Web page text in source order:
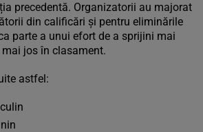
precedentă. Organizatorii au majorat
din calificări și pentru eliminările
parte a unui efort de a sprijini mai
jos în clasament.
astfel: